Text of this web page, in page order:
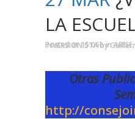
LA
Posted at 15:06hinARISE
INVERSIONISTAby
Otras
http://